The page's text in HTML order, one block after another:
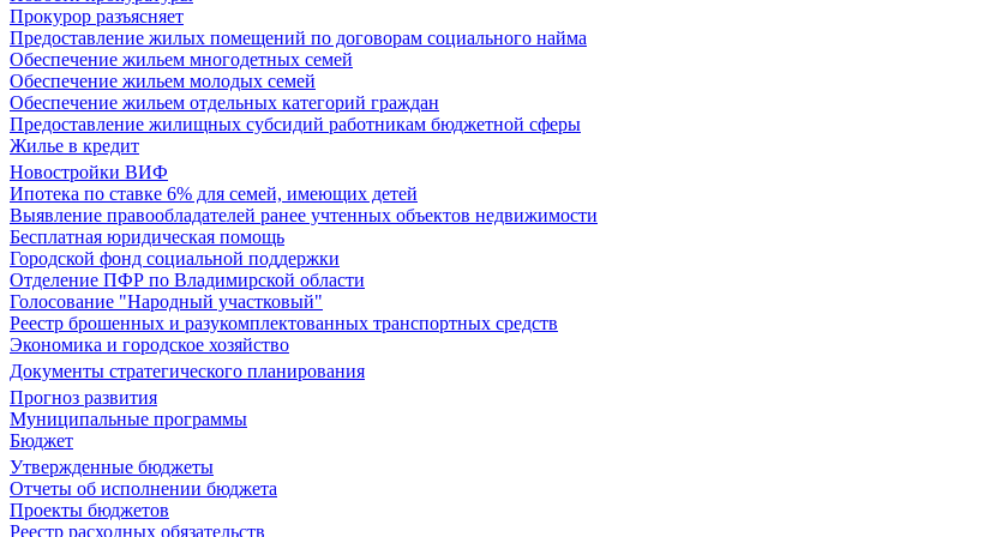
Прокурор разъясняет
Предоставление жилых помещений по договорам социального найма
Обеспечение жильем многодетных семей
Обеспечение жильем молодых семей
Обеспечение жильем отдельных категорий граждан
Предоставление жилищных субсидий работникам бюджетной сферы
Жилье в кредит
Новостройки ВИФ
Ипотека по ставке 6% для семей, имеющих детей
Выявление правообладателей ранее учтенных объектов недвижимости
Бесплатная юридическая помощь
Городской фонд социальной поддержки
Отделение ПФР по Владимирской области
Голосование "Народный участковый"
Реестр брошенных и разукомплектованных транспортных средств
Экономика и городское хозяйство
Документы стратегического планирования
Прогноз развития
Муниципальные программы
Бюджет
Утвержденные бюджеты
Отчеты об исполнении бюджета
Проекты бюджетов
Реестр расходных обязательств